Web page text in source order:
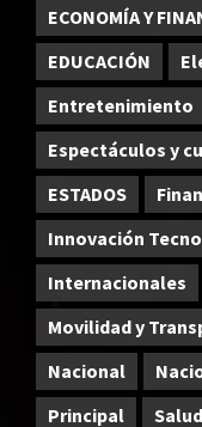
ECONOMÍA Y
EDUCACIÓN
Entretenimiento
Espectáculos y
ESTADOS
Innovación
Internacionales
Movilidad y
Nacional
Principal
Salud